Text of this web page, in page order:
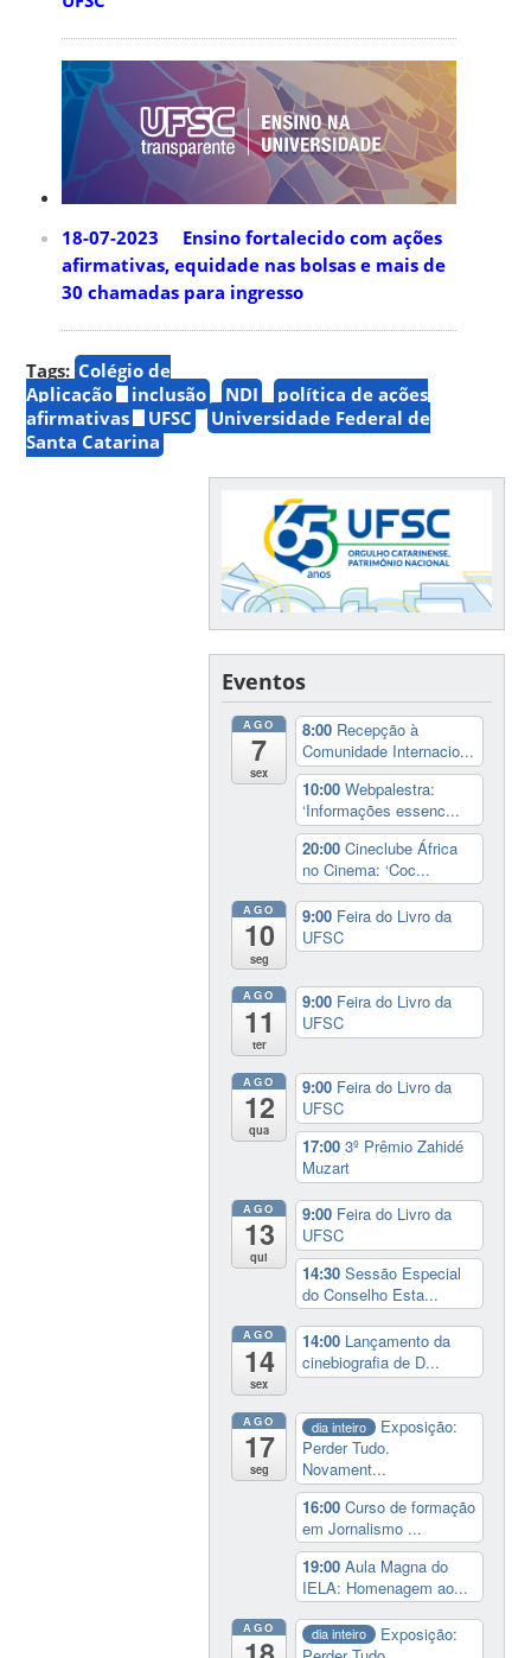
18-07-2023 Ensino fortalecido com ações
afirmativas, equidade nas bolsas e mais de
30 chamadas para ingresso
Tags: Colégio de
Aplicação
inclusão NDI
política de ações
afirmativas
UFSC
Universidade Federal de
Santa Catarina
Eventos
AGO
7
sex
8:00 Recepção à
Comunidade Internacio...
10:00Webpalestra:
‘Informações essenc...
20:00Cineclube África
no Cinema: ‘Coc...
AGO
10
seg
9:00 Feira do Livro da
UFSC
AGO
11
ter
9:00 Feira do Livro da
UFSC
AGO
12
qua
9:00 Feira do Livro da
UFSC
17:003º Prêmio Zahidé
Muzart
AGO
13
qui
9:00 Feira do Livro da
UFSC
14:30Sessão Especial
do Conselho Esta...
AGO
14
sex
14:00 Lançamento da
cinebiografia de D...
AGO
17
seg
dia inteiro
Exposição:
Perder Tudo.
Novament...
16:00Curso de formação
em Jornalismo ...
19:00Aula Magna do
IELA: Homenagem ao...
AGO dia inteiro
Exposição: